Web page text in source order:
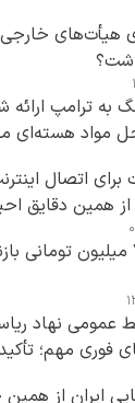
هیأت‌های
به ترامپ
مواد
برای اتصال
از همین دقایق
آغاز ثبت‌نام وام ۷۵
عمومی نهاد
فوری مهم؛
در ارتقای
ایران از همین